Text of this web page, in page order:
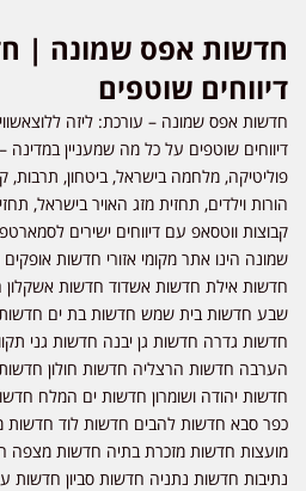
דיווחים שוטפים
חדשות אפס שמונה – עורכת: ליזה
דיווחים שוטפים על כל מה שמעניין במדינה
פוליטיקה, מלחמה בישראל, ביטחון, תרבות,
הורות וילדים, תחזית מזג האויר בישראל,
קבוצות ווטסאפ עם דיווחים ישירים
שמונה הינו אתר מקומי אזורי חדשות
חדשות אילת חדשות אשדוד חדשות
שבע חדשות בית שמש חדשות בת ים
חדשות גדרה חדשות גן יבנה חדשות גני
הערבה חדשות הרצליה חדשות חולון חדשות
חדשות יהודה ושומרון חדשות ים המלח
כפר סבא חדשות להבים חדשות לוד חדשות
מועצות חדשות מזכרת בתיה חדשות מצפה
נתיבות חדשות נתניה חדשות סביון